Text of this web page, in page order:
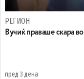
РЕГИОН
Вучиќ праваше скара
пред 3 дена